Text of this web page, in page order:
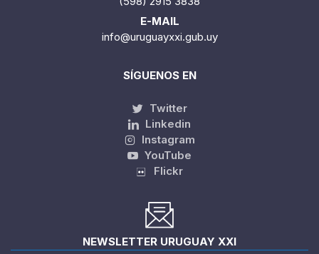
Rincón 518-528. Montevideo-Uruguay
TELÉFONO
(598) 2915 3838
info@uruguayxxi.gub.uy
SÍGUENOS EN
Twitter
Linkedin
Flickr